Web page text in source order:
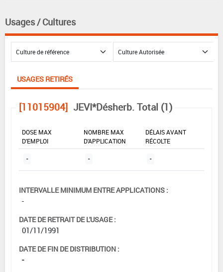
Usages / Cultures
USAGES RETIRÉS
[11015904] JEVI*Désherb. Total (1)
DOSE MAX
D'EMPLOI
NOMBRE MAX
D'APPLICATION
DÉLAIS AVANT
RÉCOLTE
- - -
INTERVALLE MINIMUM ENTRE APPLICATIONS :
-
DATE DE RETRAIT DE L'USAGE :
01/11/1991
DATE DE FIN DE DISTRIBUTION :
-